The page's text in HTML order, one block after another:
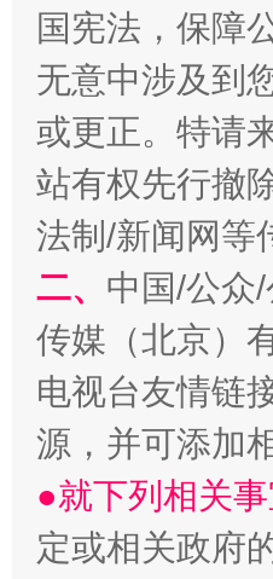
揭开“小金库”的免责
国宪法，保障
无意中涉及到
或更正。特请
站有权先行撤
法制/新闻网等
二、 中国/公众
传媒（北京）
电视台友情链
源，并可添加
●就下列相关
定或相关政府